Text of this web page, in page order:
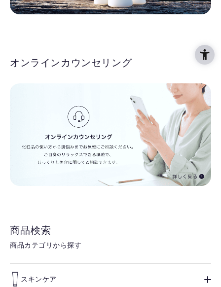
オンラインカウンセリング
商品検索
商品カテゴリから探す
スキンケア